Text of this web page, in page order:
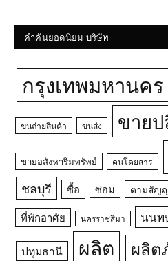
คำค้นยอดนิยม บริษัท
กรุงเทพมหานคร
ขนถ่ายสินค้า ขนส่ง ขาย
ขายอสังหาริมทรัพย์ คนโดยสาร
ชลบุรี ซื้อ ซ่อม ตามสัญ
ที่พักอาศัย นครราชสีมา นนท
ปทุมธานี ผลิต ผลิ